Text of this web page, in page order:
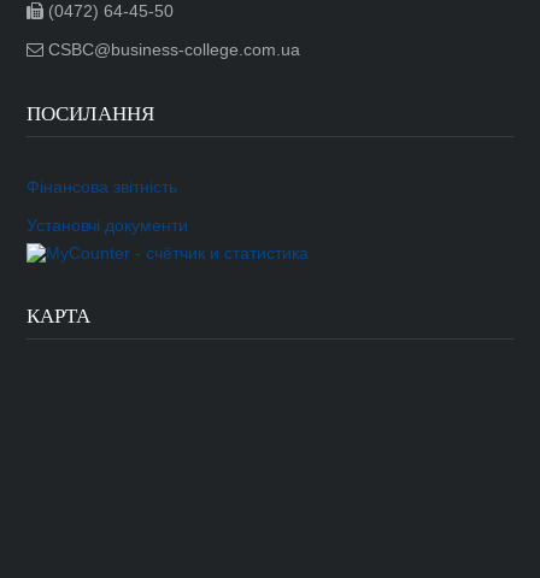
(0472) 64-45-50
CSBC@business-college.com.ua
ПОСИЛАННЯ
Фінансова звітність
Установчі документи
КАРТА